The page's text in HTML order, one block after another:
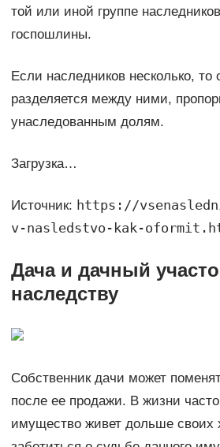
той или иной группе
госпошлины.
Если наследников несколько,
разделяется между ними,
унаследованным долям.
Загрузка…
Источник: https://
v-nasledstvo-kak-
Дача и дачный
наследству
Собственник дачи может
после ее продажи. В жизни
имущество живет дольше своих